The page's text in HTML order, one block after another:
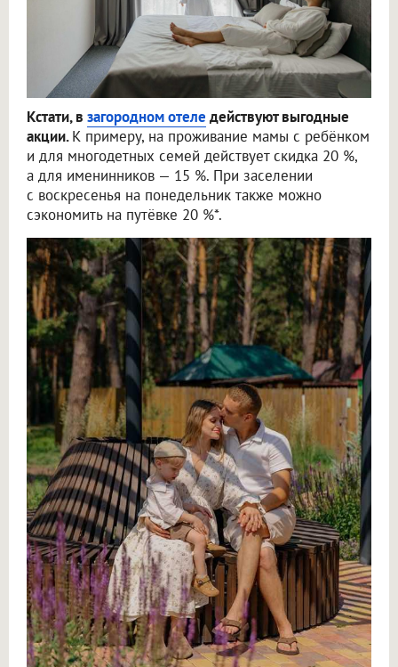
Кстати, в загородном отеле действуют выгодные
акции.К примеру, на проживание мамы с ребёнком
и для многодетных семей действует скидка 20 %,
а для именинников — 15 %. При заселении
с воскресенья на понедельник также можно
сэкономить на путёвке 20 %*.